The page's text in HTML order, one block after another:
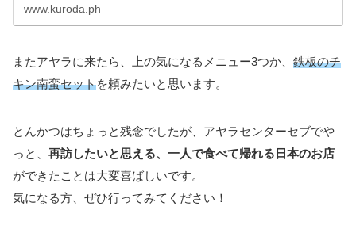
www.kuroda.ph
またアヤラに来たら、上の気になるメニュー3つか、 鉄板のチ
キン南蛮セットを頼みたいと思います。
とんかつはちょっと残念でしたが、アヤラセンターセブでや
っと、 再訪したいと思える、一人で食べて帰れる日本のお店
ができたことは大変喜ばしいです。
気になる方、ぜひ行ってみてください！